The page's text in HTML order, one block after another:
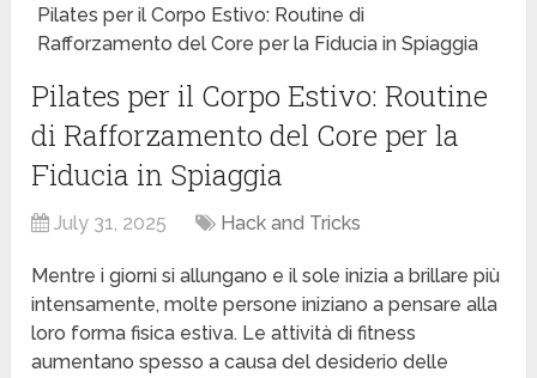
Pilates per il Corpo Estivo: Routine di
Rafforzamento del Core per la Fiducia in Spiaggia
Pilates per il Corpo Estivo: Routine
di Rafforzamento del Core per la
Fiducia in Spiaggia
July 31, 2025 Hack and Tricks
Mentre i giorni si allungano e il sole inizia a brillare più
intensamente, molte persone iniziano a pensare alla
loro forma fisica estiva. Le attività di fitness
aumentano spesso a causa del desiderio delle